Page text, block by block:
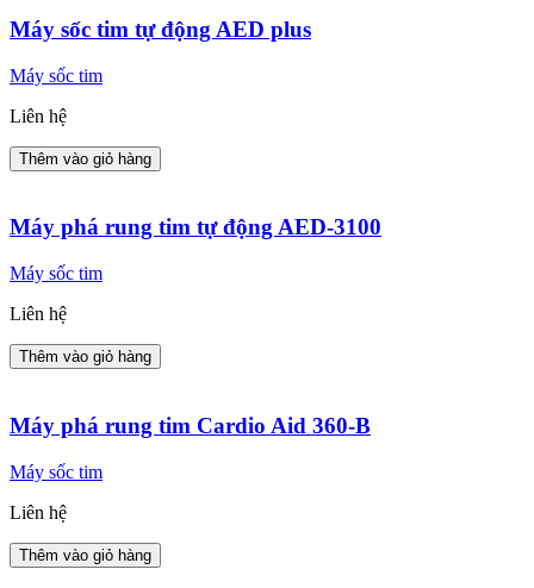
Máy sốc tim tự động AED plus
Máy sốc tim
Liên hệ
Thêm vào giỏ hàng
Máy phá rung tim tự động AED-3100
Máy sốc tim
Liên hệ
Thêm vào giỏ hàng
Máy phá rung tim Cardio Aid 360-B
Máy sốc tim
Liên hệ
Thêm vào giỏ hàng